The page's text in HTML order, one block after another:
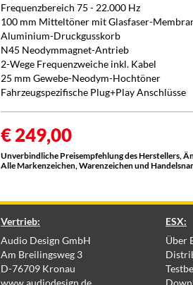
Frequenzbereich 75 - 22.000 Hz
100 mm Mitteltöner mit Glasfaser-
Aluminium-Druckgusskorb
N45 Neodymmagnet-Antrieb
2-Wege Frequenzweiche inkl. Kabel
25 mm Gewebe-Neodym-Hochtöner
Fahrzeugspezifische Plug+Play Anschlüsse
€ 249,00
Unverbindliche Preisempfehlung des Herstellers,
Alle Markenzeichen, Warenzeichen und
Vertrieb:
Audio Design GmbH
Am Breilingsweg 3
D-76709 Kronau
www.audiodesign.de
ESX:
Über